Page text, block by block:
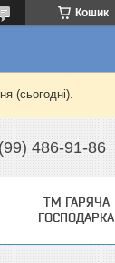
Кошик
(сьогодні).
486-91-86
ТМ ГАРЯЧА
ГОСПОДАРКА